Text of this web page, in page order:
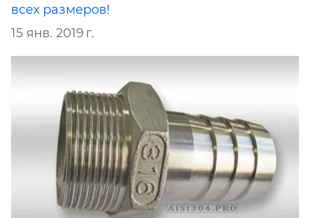
всех размеров!
15 янв. 2019 г.